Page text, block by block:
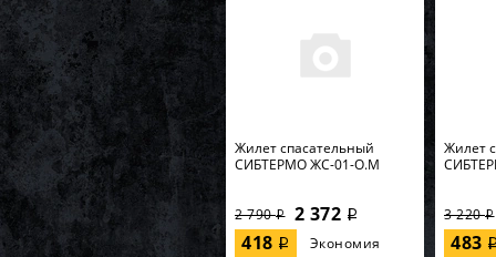
Жилет спасательный
СИБТЕРМО ЖС-01-О.M
2 790i 2 372 i
418 i Экономия
Жилет
3 220i
483